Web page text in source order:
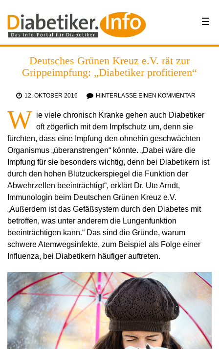
Deutsches Grünen Kreuz e.V. rät zur
Grippeimpfung: „Diabetiker profitieren“
12. OKTOBER 2016 HINTERLASSE EINEN KOMMENTAR
W ie viele chronisch Kranke gehen auch Diabetiker
oft zögerlich mit dem Impfschutz um, denn sie
fürchten, dass eine Impfung den ohnehin geschwächten
Organismus „überanstrengen“ könnte. „Dabei wäre die
Impfung für sie besonders wichtig, denn bei Diabetikern ist
durch den hohen Blutzuckerspiegel die Funktion der
Abwehrzellen beeinträchtigt“, erklärt Dr. Ute Arndt,
Immunologin beim Deutschen Grünen Kreuz e.V.
„Außerdem ist das Gefäßsystem durch den Diabetes mit
betroffen, was unter anderem die Lungenfunktion
beeinträchtigen kann.“ Das sind die Gründe, warum
schwere Atemwegsinfekte, zum Beispiel als Folge einer
Influenza, bei Diabetikern häufiger auftreten.